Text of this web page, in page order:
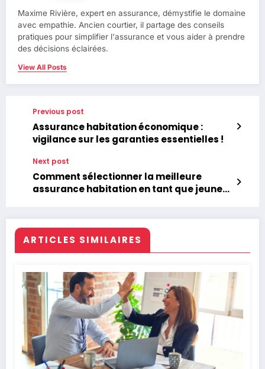
Maxime Rivière, expert en assurance, démystifie le domaine
avec empathie. Ancien courtier, il partage des conseils
pratiques pour simplifier l'assurance et vous aider à prendre
des décisions éclairées.
View All Posts
Previous post
Assurance habitation économique :
vigilance sur les garanties essentielles !
Next post
Comment sélectionner la meilleure
assurance habitation en tant que jeune
ARTICLES SIMILAIRES